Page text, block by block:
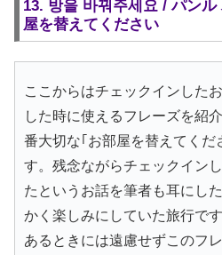
13. 방을 바꿔주세요 / パン
屋を替えてください
ここからはチェックインした
した時に使えるフレーズを紹
番大切な｢お部屋を替えてくだ
す。残念ながらチェックイン
たというお話を筆者も耳にし
かく楽しみにしていた旅行で
あるときには遠慮せずこのフ